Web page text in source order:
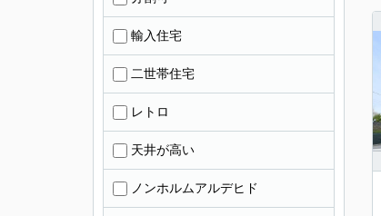
輸入住宅
二世帯住宅
レトロ
天井が高い
ノンホルムアルデヒド